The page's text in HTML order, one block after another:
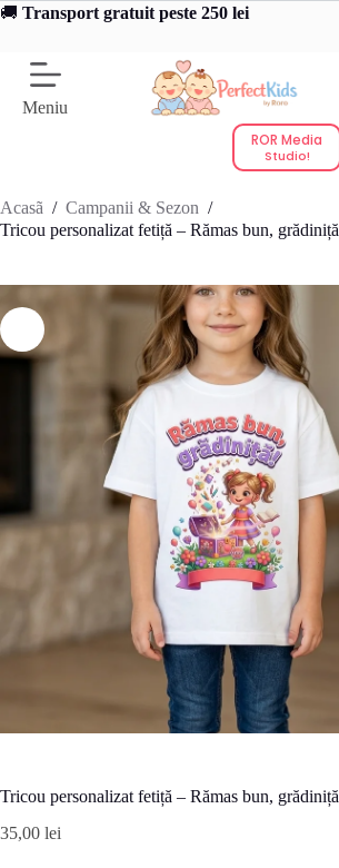
Sari
🚚 Transport gratuit peste 250 lei
Meniu
ROR Media
Studio!
Acasã / Campanii & Sezon /
Tricou personalizat fetiță – Rămas bun, grădiniță
Tricou personalizat fetiță – Rămas bun, grădiniță
35,00 lei